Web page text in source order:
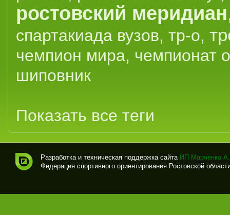
ростовский меридиан
спартакиада вузов, тр-о,
чемпион мира, чемпионат
шиповник
Показать все теги
вно
Разработка и техническая поддержка сайта ИП Марченко
Федерация спортивного ориентирования Ростовской